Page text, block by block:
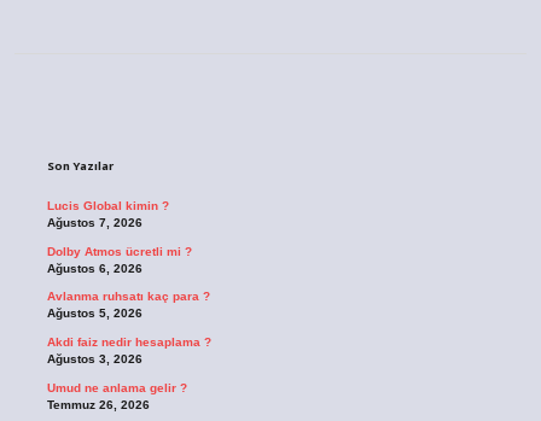
Son Yazılar
Lucis Global kimin ?
Ağustos 7, 2026
Dolby Atmos ücretli mi ?
Ağustos 6, 2026
Avlanma ruhsatı kaç para ?
Ağustos 5, 2026
Akdi faiz nedir hesaplama ?
Ağustos 3, 2026
Umud ne anlama gelir ?
Temmuz 26, 2026